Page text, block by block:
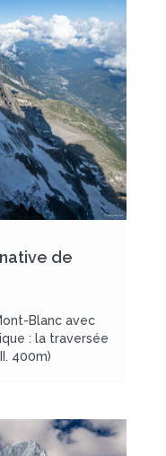
de
Blanc avec
: la traversée
400m)